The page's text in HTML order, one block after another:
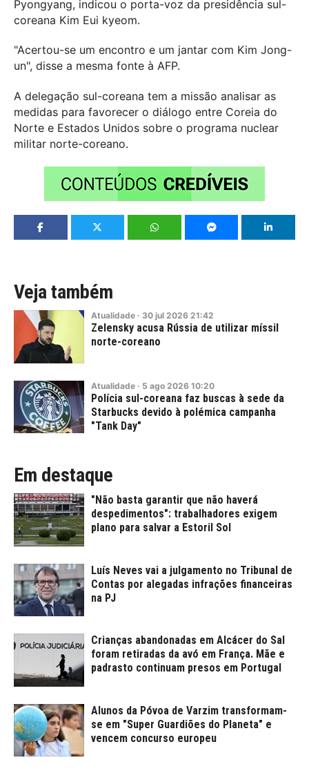
Pyongyang, indicou o porta-voz da presidência sul-
coreana Kim Eui kyeom.
"Acertou-se um encontro e um jantar com Kim Jong-
un", disse a mesma fonte à AFP.
A delegação sul-coreana tem a missão analisar as
medidas para favorecer o diálogo entre Coreia do
Norte e Estados Unidos sobre o programa nuclear
militar norte-coreano.
Veja também
Atualidade · 30 jul 2026 21:42
Zelensky acusa Rússia de utilizar míssil
norte-coreano
Atualidade · 5 ago 2026 10:20
Polícia sul-coreana faz buscas à sede da
Starbucks devido à polémica campanha
"Tank Day"
Em destaque
"Não basta garantir que não haverá
despedimentos": trabalhadores exigem
plano para salvar a Estoril Sol
Luís Neves vai a julgamento no Tribunal de
Contas por alegadas infrações financeiras
na PJ
Crianças abandonadas em Alcácer do Sal
foram retiradas da avó em França. Mãe e
padrasto continuam presos em Portugal
Alunos da Póvoa de Varzim transformam-
se em "Super Guardiões do Planeta" e
vencem concurso europeu